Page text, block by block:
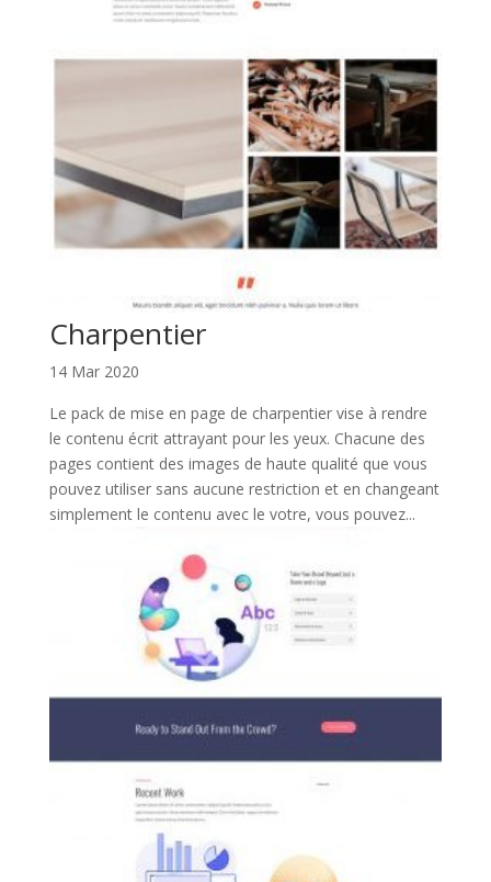
Charpentier
14 Mar 2020
Le pack de mise en page de charpentier vise à rendre
le contenu écrit attrayant pour les yeux. Chacune des
pages contient des images de haute qualité que vous
pouvez utiliser sans aucune restriction et en changeant
simplement le contenu avec le votre, vous pouvez...